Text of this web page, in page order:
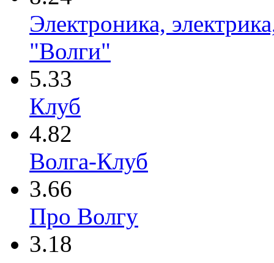
Электроника,
"Волги"
5.33
Клуб
4.82
Волга-Клуб
3.66
Про Волгу
3.18